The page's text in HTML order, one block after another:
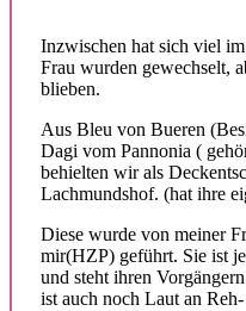
Inzwischen hat sich viel
Frau wurden gewechselt,
blieben.
Aus Bleu von Bueren
Dagi vom Pannonia (
behielten wir als
Lachmundshof. (hat ihre
Diese wurde von meiner
mir(HZP) geführt. Sie ist
und steht ihren
ist auch noch Laut an